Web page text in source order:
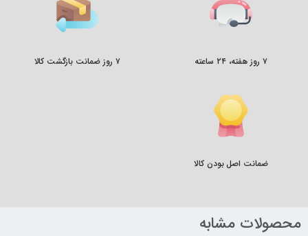
۷ روز هفته، ۲۴ ساعته ۷ روز ضمانت بازگشت کالا
ضمانت اصل بودن کالا
محصولات مشابه